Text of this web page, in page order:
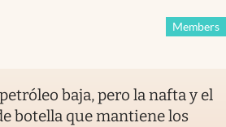
Members
baja, pero la nafta y el
botella que mantiene los